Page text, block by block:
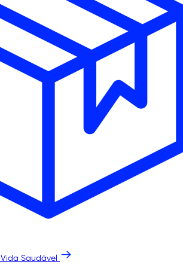
Vida Saudável